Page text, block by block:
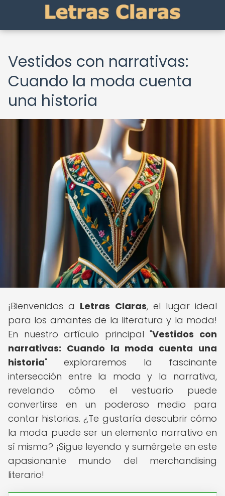
Vestidos con narrativas:
Cuando la moda cuenta
una historia
¡Bienvenidos a Letras Claras, el lugar ideal
para los amantes de la literatura y la moda!
En nuestro artículo principal "Vestidos con
narrativas: Cuando la moda cuenta una
historia" exploraremos la fascinante
intersección entre la moda y la narrativa,
revelando cómo el vestuario puede
convertirse en un poderoso medio para
contar historias. ¿Te gustaría descubrir cómo
la moda puede ser un elemento narrativo en
sí misma? ¡Sigue leyendo y sumérgete en este
apasionante mundo del merchandising
literario!